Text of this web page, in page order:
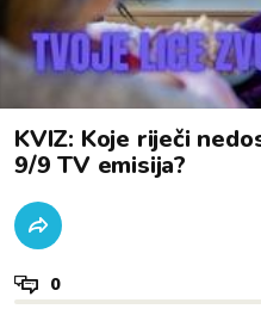
KVIZ: Koje riječi
9/9 TV emisija?
0